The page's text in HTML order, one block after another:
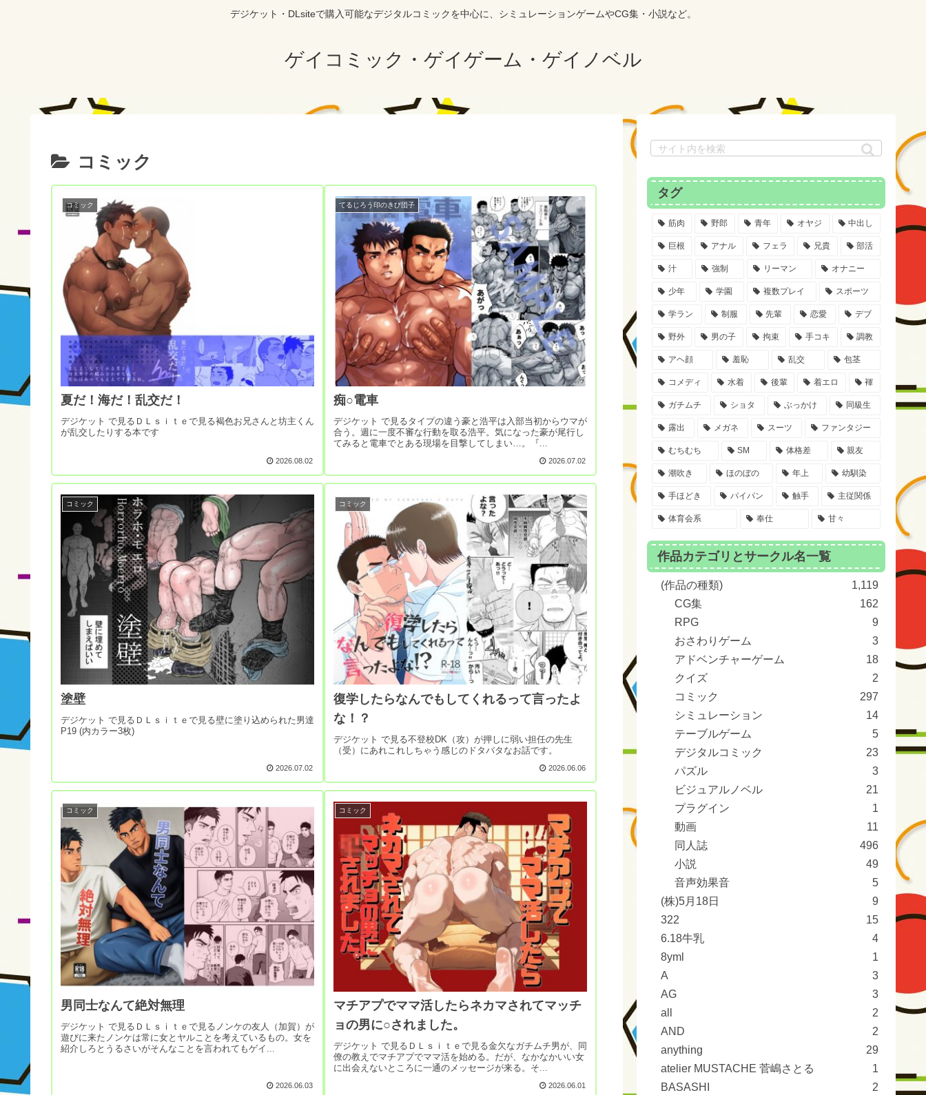
デジケット・DLsiteで購入可能なデジタルコミックを中心に、シミュレーションゲームやCG集・小説など。
ゲイコミック・ゲイゲーム・ゲイノベル
コミック
コミック
夏だ！海だ！乱交だ！
デジケット で見るＤＬｓｉｔｅで見る褐色お兄さんと坊主くん
が乱交したりする本です
2026.08.02
てるじろう印のきび団子
痴○電車
デジケット で見るタイプの違う豪と浩平は入部当初からウマが
合う。週に一度不審な行動を取る浩平。気になった豪が尾行し
てみると電車でとある現場を目撃してしまい…。『...
2026.07.02
コミック
塗壁
デジケット で見るＤＬｓｉｔｅで見る壁に塗り込められた男達
P19 (内カラー3枚)
2026.07.02
コミック
復学したらなんでもしてくれるって言ったよ
な！？
デジケット で見る不登校DK（攻）が押しに弱い担任の先生
（受）にあれこれしちゃう感じのドタバタなお話です。
2026.06.06
コミック
男同士なんて絶対無理
デジケット で見るＤＬｓｉｔｅで見るノンケの友人（加賀）が
遊びに来たノンケは常に女とヤルことを考えているもの。女を
紹介しろとうるさいがそんなことを言われてもゲイ...
2026.06.03
コミック
マチアプでママ活したらネカマされてマッチ
ョの男に○されました。
デジケット で見るＤＬｓｉｔｅで見る金欠なガチムチ男が、同
僚の教えでマチアプでママ活を始める。だが、なかなかいい女
に出会えないところに一通のメッセージが来る。そ...
2026.06.01
タグ
筋肉 野郎 青年 オヤジ 中出し
巨根 アナル フェラ 兄貴 部活
汁 強制 リーマン オナニー
少年 学園 複数プレイ スポーツ
学ラン 制服 先輩 恋愛 デブ
野外 男の子 拘束 手コキ 調教
アヘ顔 羞恥 乱交 包茎
コメディ 水着 後輩 着エロ 褌
ガチムチ ショタ ぶっかけ 同級生
露出 メガネ スーツ ファンタジー
むちむち SM 体格差 親友
潮吹き ほのぼの 年上 幼馴染
手ほどき パイパン 触手 主従関係
体育会系 奉仕 甘々
作品カテゴリとサークル名一覧
(作品の種類)
1,119
CG集
162
RPG
9
おさわりゲーム
3
アドベンチャーゲーム
18
クイズ
2
コミック
297
シミュレーション
14
テーブルゲーム
5
デジタルコミック
23
パズル
3
ビジュアルノベル
21
プラグイン
1
動画
11
同人誌
496
小説
49
音声効果音
5
(株)5月18日
9
322
15
6.18牛乳
4
8yml
1
A
3
AG
3
all
2
AND
2
anything
29
atelier MUSTACHE 菅嶋さとる
1
BASASHI
2